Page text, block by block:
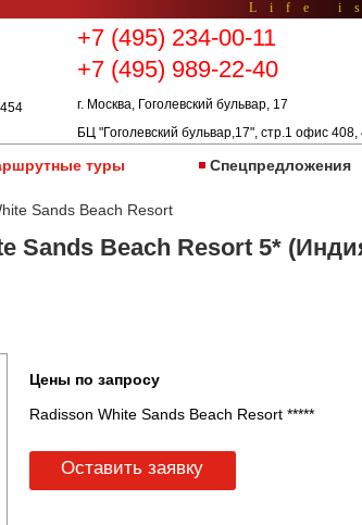
Life
+7 (495) 234-00-11
+7 (495) 989-22-40
г. Москва, Гоголевский бульвар, 17
БЦ "Гоголевский бульвар,17", стр.1 офис
туры Спецпредложения
Sands Beach Resort
Sands Beach Resort 5*
Цены по запросу
Radisson White Sands Beach Resort *****
Оставить заявку